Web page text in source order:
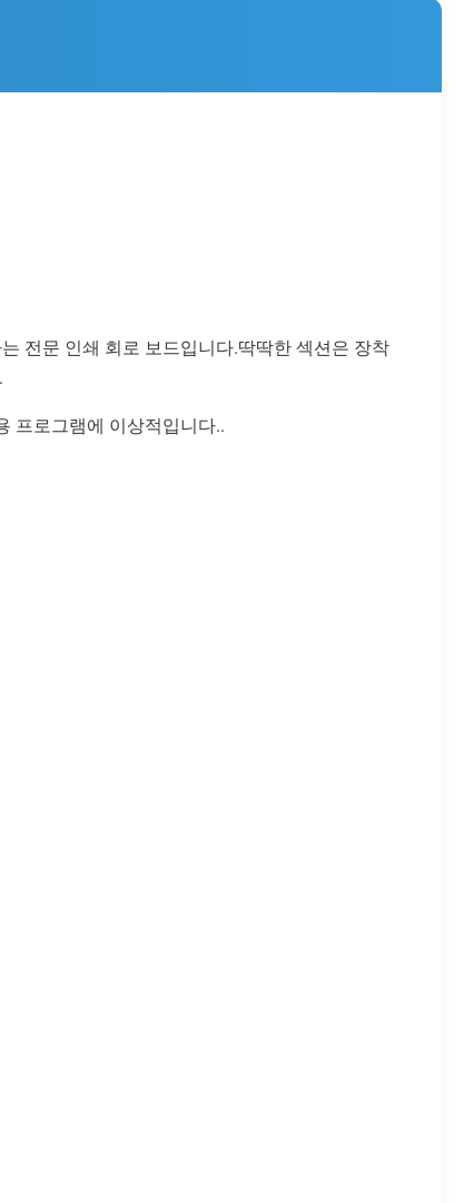
전문 인쇄 회로 보드입니다.딱딱한 섹션은 장착
프로그램에 이상적입니다..